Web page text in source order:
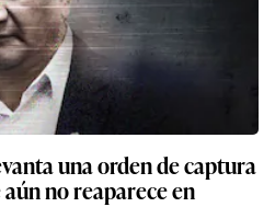
una orden de captura
no reaparece en